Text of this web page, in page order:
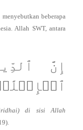
beberapa
Allah SWT, antara
إِنَّ
di sisi Allah